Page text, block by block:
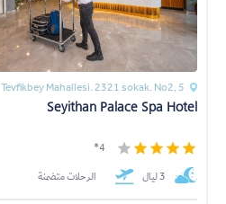
Tevfikbey Mahallesi. 2321 sokak. No2, 5
Seyithan Palace Spa Hotel
4*
3 ليال الرحلات متضمنة